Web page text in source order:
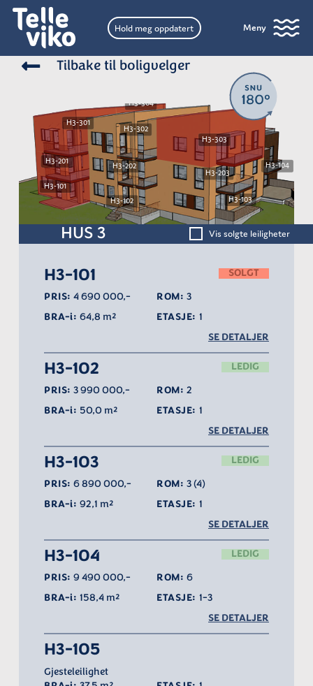
Hold meg oppdatert Meny
Tilbake til boligvelger
H3-101
H3-102 H3-103
H3-104
H3-201 H3-202
H3-203
H3-301
H3-302
H3-303
H3-304
HUS 3 Vis solgte leiligheter
H3-101 SOLGT
PRIS:4 690 000,- ROM: 3
BRA-i:64,8 m² ETASJE: 1
SE DETALJER
H3-102 LEDIG
PRIS:3 990 000,- ROM: 2
BRA-i: 50,0 m² ETASJE: 1
SE DETALJER
H3-103 LEDIG
PRIS:6 890 000,- ROM: 3 (4)
BRA-i:92,1 m² ETASJE: 1
SE DETALJER
H3-104 LEDIG
PRIS:9 490 000,- ROM: 6
BRA-i:158,4 m² ETASJE: 1-3
SE DETALJER
H3-105
Gjesteleilighet